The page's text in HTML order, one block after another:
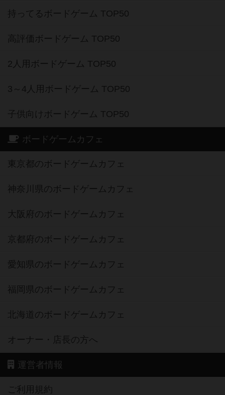
持ってるボードゲーム TOP50
高評価ボードゲーム TOP50
2人用ボードゲーム TOP50
3～4人用ボードゲーム TOP50
子供向けボードゲーム TOP50
ボードゲームカフェ
東京都のボードゲームカフェ
神奈川県のボードゲームカフェ
大阪府のボードゲームカフェ
京都府のボードゲームカフェ
愛知県のボードゲームカフェ
福岡県のボードゲームカフェ
北海道のボードゲームカフェ
オーナー・店長の方へ
運営者情報
ご利用規約